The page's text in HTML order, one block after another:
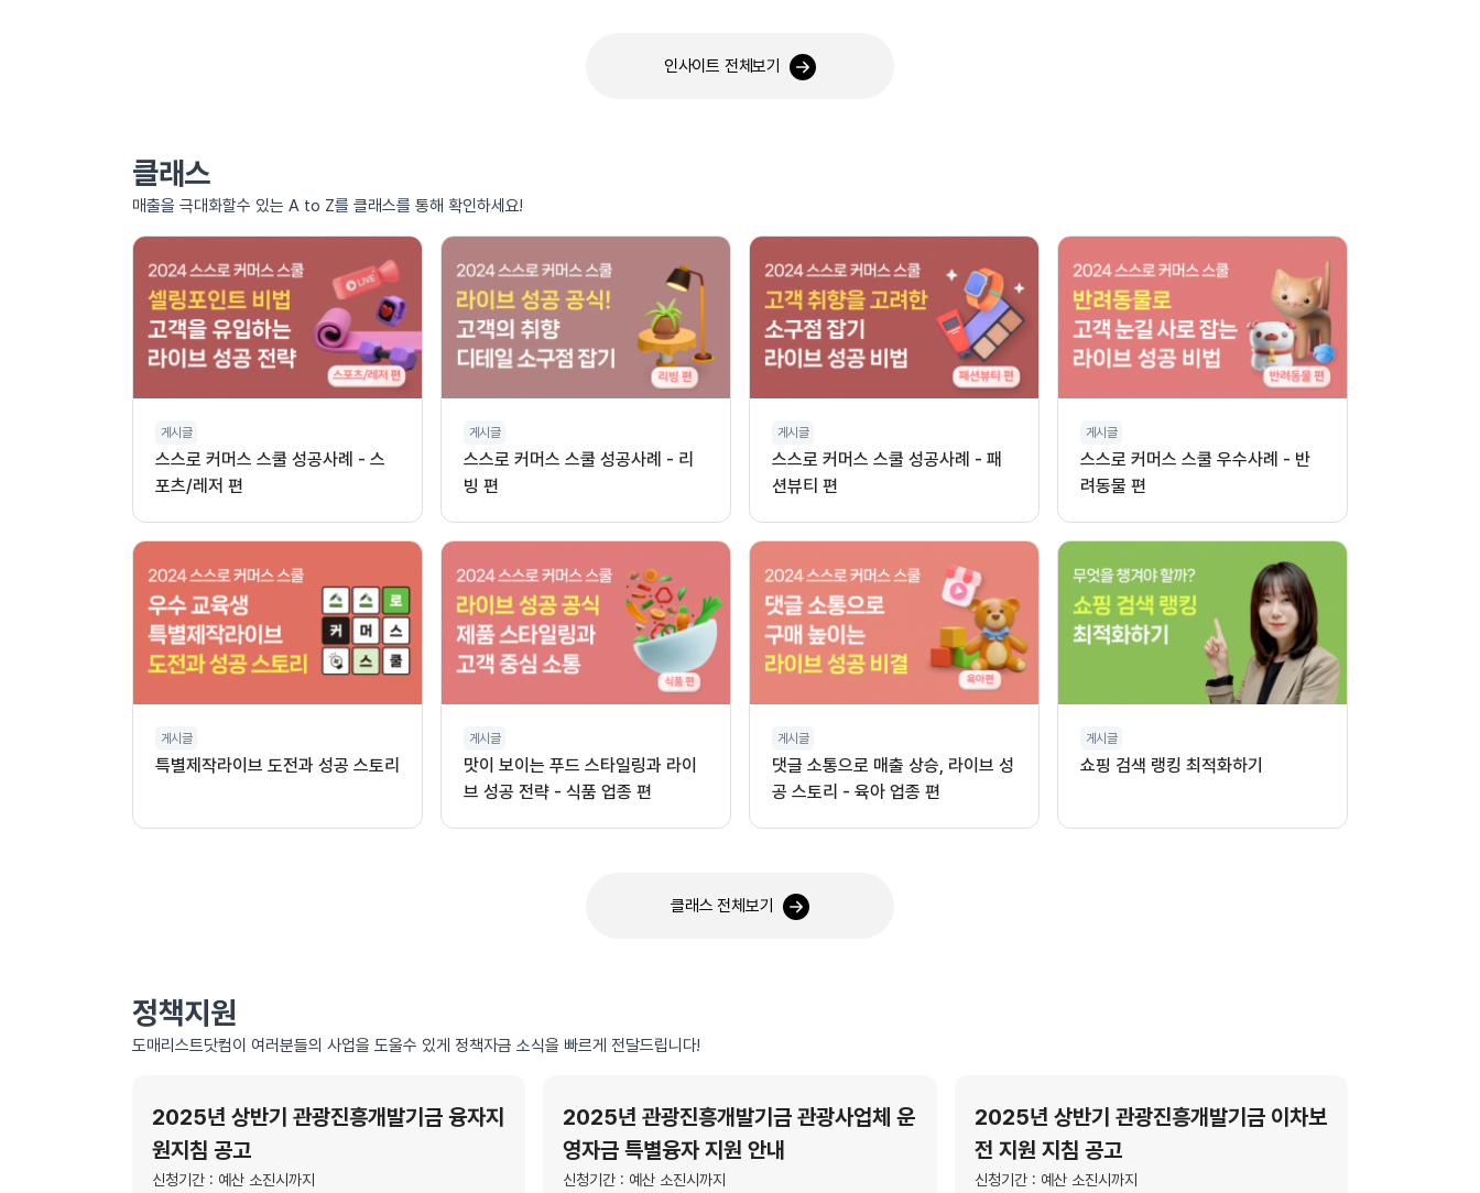
인사이트 전체보기
클래스
매출을 극대화할수 있는 A to Z를 클래스를 통해 확인하세요!
게시글
스스로 커머스 스쿨 성공사례 - 스
포츠/레저 편
게시글
스스로 커머스 스쿨 성공사례 - 리
빙 편
게시글
스스로 커머스 스쿨 성공사례 - 패
션뷰티 편
게시글
스스로 커머스 스쿨 우수사례 - 반
려동물 편
게시글
특별제작라이브 도전과 성공 스토리
게시글
맛이 보이는 푸드 스타일링과 라이
브 성공 전략 - 식품 업종 편
게시글
댓글 소통으로 매출 상승, 라이브 성
공 스토리 - 육아 업종 편
게시글
쇼핑 검색 랭킹 최적화하기
클래스 전체보기
정책지원
도매리스트닷컴이 여러분들의 사업을 도울수 있게 정책자금 소식을 빠르게 전달드립니다!
2025년 상반기 관광진흥개발기금 융자지
원지침 공고
신청기간 : 예산 소진시까지
2025년 관광진흥개발기금 관광사업체 운
영자금 특별융자 지원 안내
신청기간 : 예산 소진시까지
2025년 상반기 관광진흥개발기금 이차보
전 지원 지침 공고
신청기간 : 예산 소진시까지